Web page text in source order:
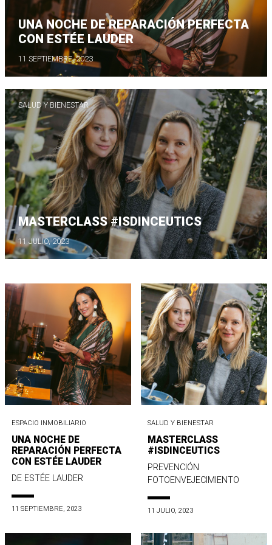
UNA NOCHE DE REPARACIÓN PERFECTA
CON ESTÉE LAUDER
11 SEPTIEMBRE, 2023
SALUD Y BIENESTAR
MASTERCLASS #ISDINCEUTICS
11 JULIO, 2023
ESPACIO INMOBILIARIO
UNA NOCHE DE
REPARACIÓN PERFECTA
CON ESTÉE LAUDER
DE ESTÉE LAUDER
11 SEPTIEMBRE, 2023
SALUD Y BIENESTAR
MASTERCLASS
#ISDINCEUTICS
PREVENCIÓN
FOTOENVEJECIMIENTO
11 JULIO, 2023